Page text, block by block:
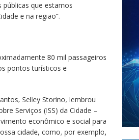
públicas que estamos
e na região”.
80 mil passageiros
pontos turísticos e
Selley Storino, lembrou
Serviços (ISS) da Cidade –
econômico e social para
cidade, como, por exemplo,